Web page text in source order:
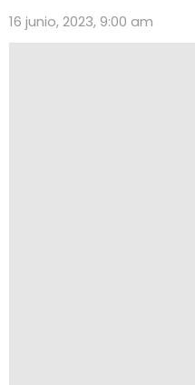
16 junio, 2023, 9:00 am